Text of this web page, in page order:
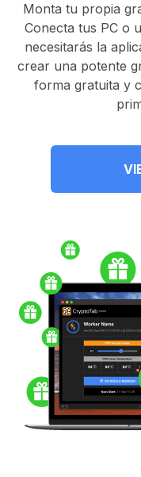
Monta tu propia
Conecta tus PCo
necesitarás la
crear una potente
forma gratuita y